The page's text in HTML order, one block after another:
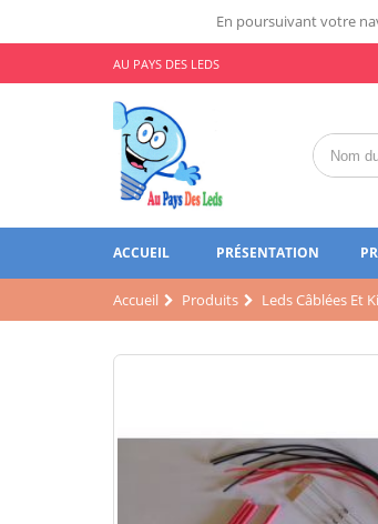
En poursuivant votre
AU PAYS DES LEDS
ACCUEIL PRÉSENTATION
Accueil Produits Leds Câblées Et